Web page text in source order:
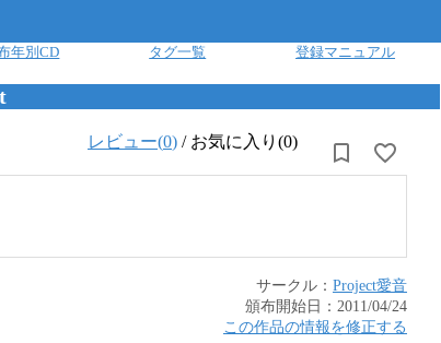
年別CD タグ一覧 登録マニュアル
レビュー(0) / お気に入り(0)
サークル： Project愛音
頒布開始日： 2011/04/24
この作品の情報を修正する